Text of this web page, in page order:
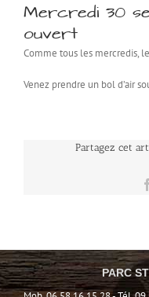
Mercredi 30
ouvert
Comme tous les mercredis,
Venez prendre un bol d’air
Partagez cet
PARC